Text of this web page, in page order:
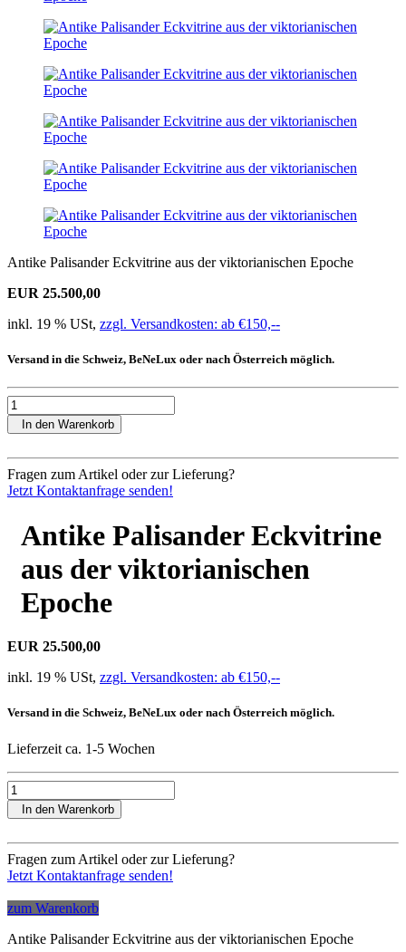
Antike Palisander Eckvitrine aus der viktorianischen Epoche
EUR 25.500,00
inkl. 19 % USt, zzgl. Versandkosten: ab €150,--
Versand in die Schweiz, BeNeLux oder nach Österreich möglich.
In den Warenkorb
Fragen zum Artikel oder zur Lieferung?
Jetzt Kontaktanfrage senden!
Antike Palisander Eckvitrine
aus der viktorianischen
Epoche
EUR 25.500,00
inkl. 19 % USt, zzgl. Versandkosten: ab €150,--
Versand in die Schweiz, BeNeLux oder nach Österreich möglich.
Lieferzeit ca. 1-5 Wochen
In den Warenkorb
Fragen zum Artikel oder zur Lieferung?
Jetzt Kontaktanfrage senden!
zum Warenkorb
Antike Palisander Eckvitrine aus der viktorianischen Epoche